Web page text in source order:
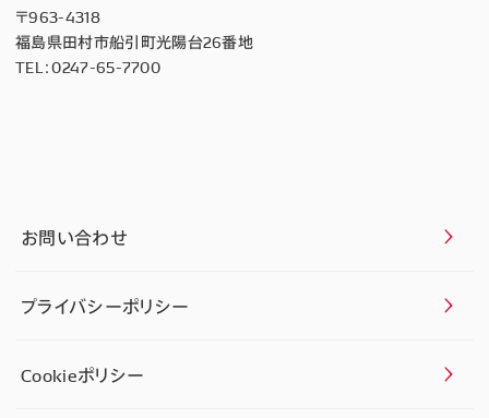
〒963-4318
福島県田村市船引町光陽台26番地
TEL：0247-65-7700
お問い合わせ
プライバシーポリシー
Cookieポリシー